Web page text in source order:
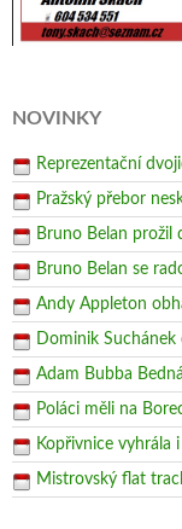
NOVINKY
Reprezentační
Pražský přebor
Bruno Belan prožil
Bruno Belan se
Andy Appleton
Dominik Suchánek
Adam Bubba
Poláci měli na
Kopřivnice vyhrála
Mistrovský flat